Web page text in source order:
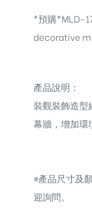
*預購*MLD-
decorative
產品說明：
裝觀裝飾造型
幕牆，增加環
※產品尺寸及
迎詢問。